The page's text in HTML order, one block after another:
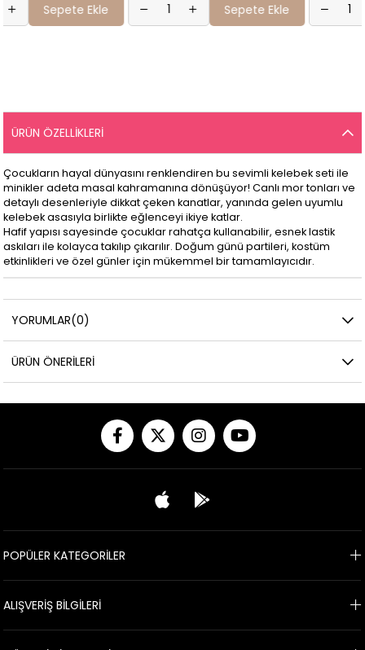
Sepete Ekle Sepete Ekle
ÜRÜN ÖZELLIKLERI
Çocukların hayal dünyasını renklendiren bu sevimli kelebek seti ile
minikler adeta masal kahramanına dönüşüyor! Canlı mor tonları ve
detaylı desenleriyle dikkat çeken kanatlar, yanında gelen uyumlu
kelebek asasıyla birlikte eğlenceyi ikiye katlar.
Hafif yapısı sayesinde çocuklar rahatça kullanabilir, esnek lastik
askıları ile kolayca takılıp çıkarılır. Doğum günü partileri, kostüm
etkinlikleri ve özel günler için mükemmel bir tamamlayıcıdır.
YORUMLAR(0)
ÜRÜN ÖNERILERI
POPÜLER KATEGORİLER
ALIŞVERİŞ BİLGİLERİ